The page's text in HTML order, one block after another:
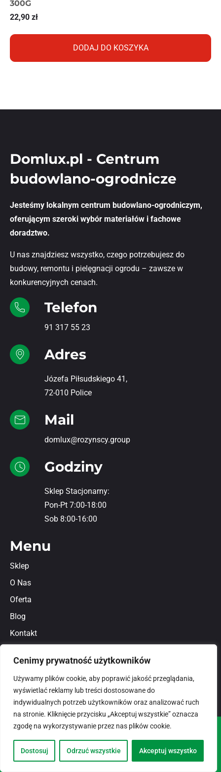
Cenimy prywatność użytkowników
Używamy plików cookie, aby poprawić jakość przeglądania,
wyświetlać reklamy lub treści dostosowane do
indywidualnych potrzeb użytkowników oraz analizować ruch
na stronie. Kliknięcie przycisku „Akceptuj wszystkie” oznacza
zgodę na wykorzystywanie przez nas plików cookie.
Dostosuj Odrzuć wszystkie Akceptuj wszystko
300G
22,90 zł
DODAJ DO KOSZYKA
Domlux.pl - Centrum
budowlano-ogrodnicze
Jesteśmy lokalnym centrum budowlano-ogrodniczym,
oferującym szeroki wybór materiałów i fachowe
doradztwo.
U nas znajdziesz wszystko, czego potrzebujesz do
budowy, remontu i pielęgnacji ogrodu – zawsze w
konkurencyjnych cenach.
Telefon
91 317 55 23
Adres
Józefa Piłsudskiego 41,
72-010 Police
Mail
domlux@rozynscy.group
Godziny
Sklep Stacjonarny:
Pon-Pt 7:00-18:00
Sob 8:00-16:00
Menu
Sklep
O Nas
Oferta
Blog
Kontakt
Polityka prywatności
© 2026domlux.plZaprojektowany przez:
Dotspice.com Sp. z o.o.